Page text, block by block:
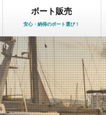
ボート販売
安心・納得のボート選び！